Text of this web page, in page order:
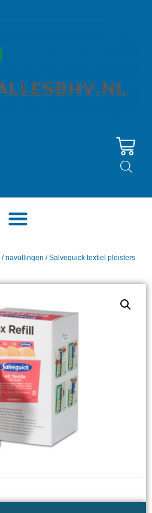
/navullingen / Salvequick textiel pleisters